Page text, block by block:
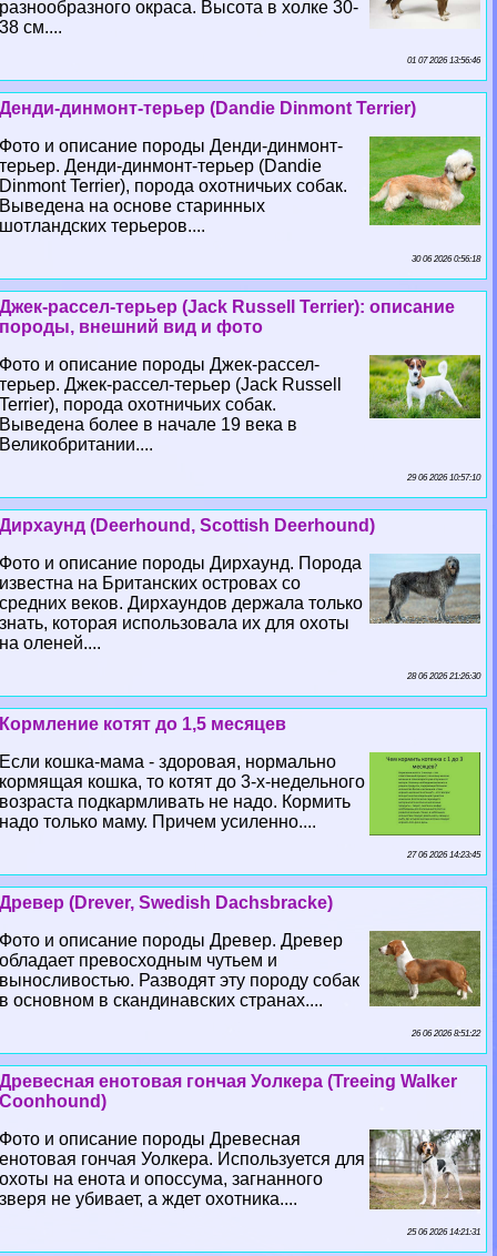
разнообразного окраса. Высота в холке 30-
38 см....
01 07 2026 13:56:46
Денди-динмонт-терьер (Dandie Dinmont Terrier)
Фото и описание породы Денди-динмонт-
терьер. Денди-динмонт-терьер (Dandie
Dinmont Terrier), порода охотничьих собак.
Выведена на основе старинных
шотландских терьеров....
30 06 2026 0:56:18
Джек-рассел-терьер (Jack Russell Terrier): описание
породы, внешний вид и фото
Фото и описание породы Джек-рассел-
терьер. Джек-рассел-терьер (Jack Russell
Terrier), порода охотничьих собак.
Выведена более в начале 19 века в
Великобритании....
29 06 2026 10:57:10
Дирхаунд (Deerhound, Scottish Deerhound)
Фото и описание породы Дирхаунд. Порода
известна на Британских островах со
средних веков. Дирхаундов держала только
знать, которая использовала их для охоты
на оленей....
28 06 2026 21:26:30
Кормление котят до 1,5 месяцев
Если кошка-мама - здоровая, нормально
кормящая кошка, то котят до 3-х-недельного
возраста подкармливать не надо. Кормить
надо только маму. Причем усиленно....
27 06 2026 14:23:45
Древер (Drever, Swedish Dachsbracke)
Фото и описание породы Древер. Древер
обладает превосходным чутьем и
выносливостью. Разводят эту породу собак
в основном в скандинавских странах....
26 06 2026 8:51:22
Древесная енотовая гончая Уолкера (Treeing Walker
Coonhound)
Фото и описание породы Древесная
енотовая гончая Уолкера. Используется для
охоты на енота и опоссума, загнанного
зверя не убивает, а ждет охотника....
25 06 2026 14:21:31